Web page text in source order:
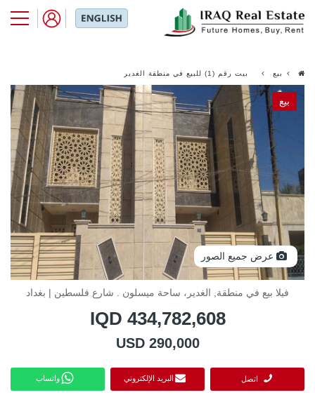
بيع
بيت رقم (1) للبيع في منطقة الغدير
بالقرب من ميسلون
بيع
عرض جميع الصور
فيلا بيع في منطقة, الغدير، ساحة ميسلون . شارع فلسطين | بغداد
IQD 434,782,608
USD 290,000
اتصل البريد الإلكتروني واتساب